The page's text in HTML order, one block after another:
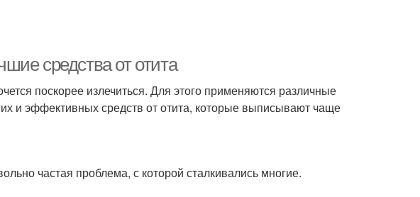
средства от отита
поскорее излечиться. Для этого применяются различные
и эффективных средств от отита, которые выписывают чаще
частая проблема, с которой сталкивались многие.